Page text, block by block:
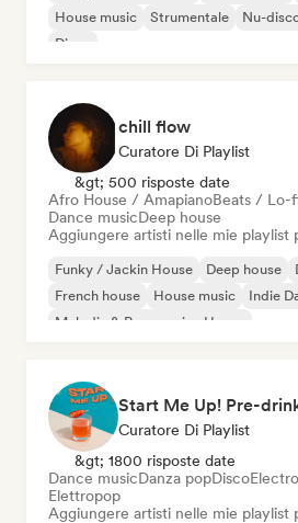
House music
Strumentale Nu-
Disco
chill flow
Curatore Di Playlist
&gt; 500 risposte date
Afro House / AmapianoBeats / Lo-
Dance musicDeep house
Aggiungere artisti nelle mie playlist
Funky / Jackin House Deep house
French house
House music
Indie
Melodic & Progressive House
Curatore Di Playlist
&gt; 1800 risposte date
Dance musicDanza popDisco
Elettropop
Aggiungere artisti nelle mie playlist